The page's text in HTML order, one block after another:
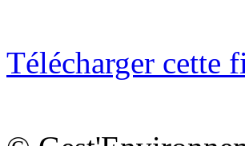
Télécharger cette